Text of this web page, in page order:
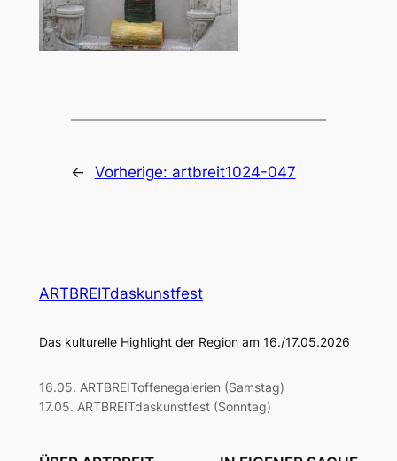
← Vorherige: artbreit1024-047
ARTBREITdaskunstfest
Das kulturelle Highlight der Region am 16./17.05.2026
16.05. ARTBREIToffenegalerien (Samstag)
17.05. ARTBREITdaskunstfest (Sonntag)